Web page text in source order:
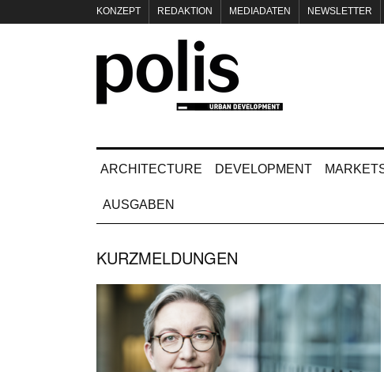
KONZEPT REDAKTION MEDIADATEN NEWSLETTER
ARCHITECTURE DEVELOPMENT
AUSGABEN
KURZMELDUNGEN